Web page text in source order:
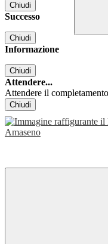
Chiudi
Successo
Chiudi
Informazione
Chiudi
Attendere...
Attendere il
Chiudi